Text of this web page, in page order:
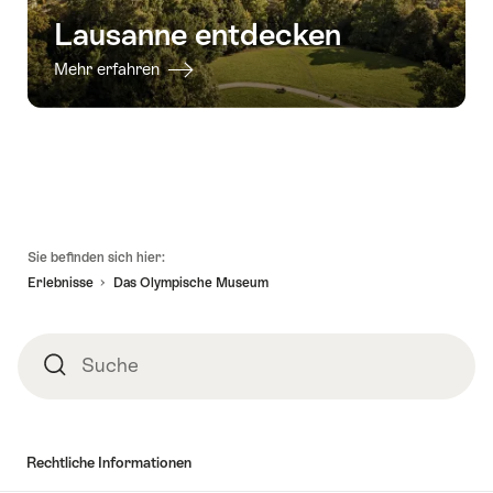
Lausanne entdecken
Mehr erfahren
Sie befinden sich hier:
Erlebnisse
Das Olympische Museum
SucheSuche
Rechtliche Informationen